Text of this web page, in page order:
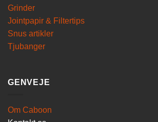
Grinder
Jointpapir & Filtertips
Snus artikler
Tjubanger
GENVEJE
Om Caboon